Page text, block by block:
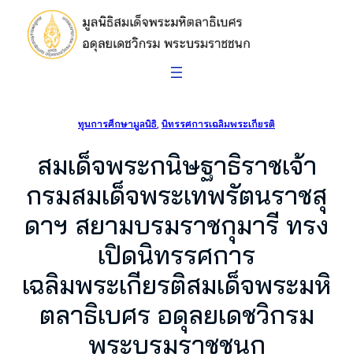
เนื้อหา
ทุนการศึกษามูลนิธิ, นิทรรศการเฉลิมพระเกียรติ
สมเด็จพระกนิษฐาธิราชเจ้า
กรมสมเด็จพระเทพรัตนราชสุ
ดาฯ สยามบรมราชกุมารี ทรง
เปิดนิทรรศการ
เฉลิมพระเกียรติสมเด็จพระมหิ
ตลาธิเบศร อดุลยเดชวิกรม
พระบรมราชชนก